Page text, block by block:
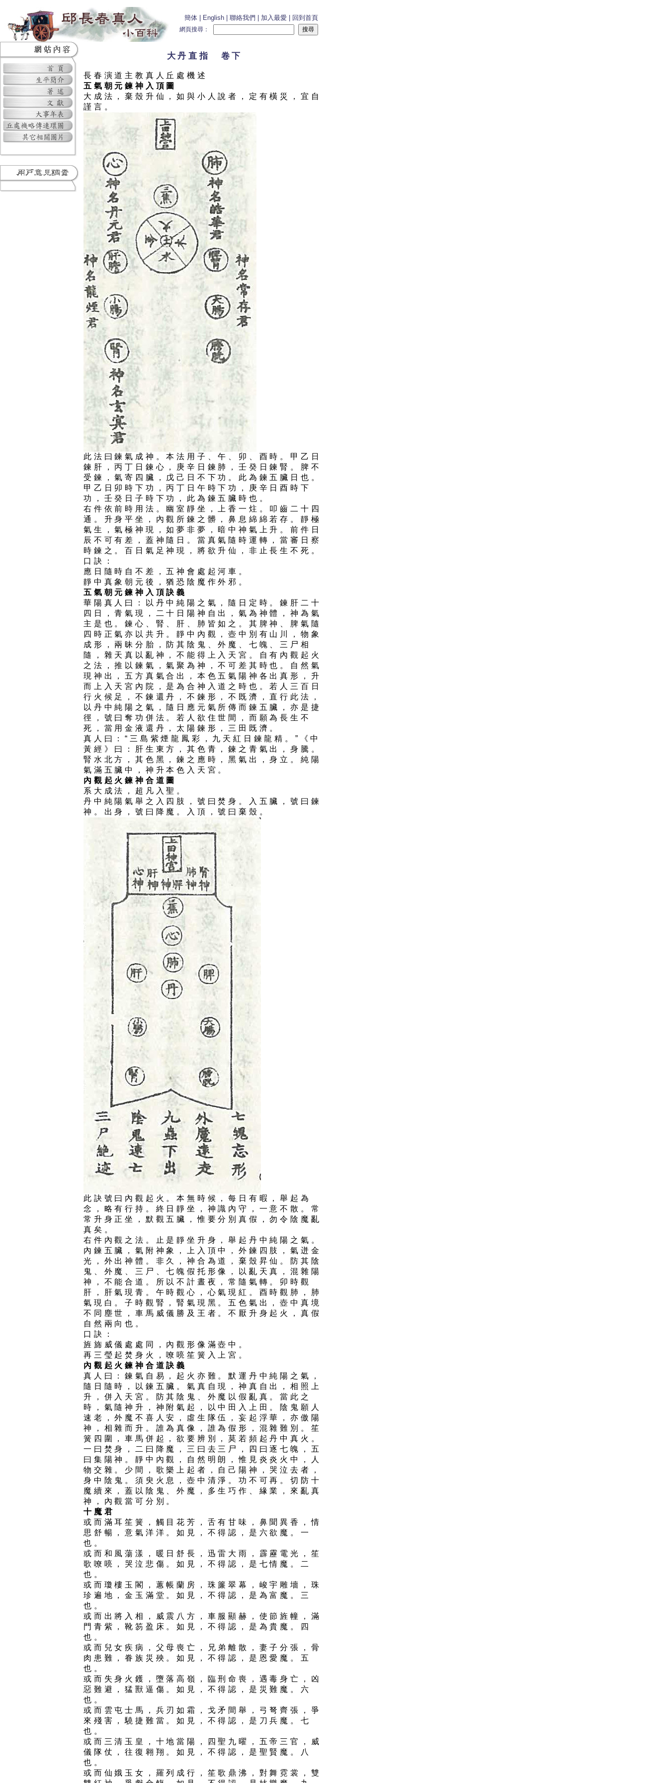
簡体 English 聯絡我們 加入最愛 回到首頁
網頁搜尋：
大丹直指 卷下
長春演道主教真人丘處機述
五氣朝元鍊神入頂圖
大成法，棄殼升仙，如與小人說者，定有橫災，宜自
謹言。
此法曰鍊氣成神。本法用子、午、卯、酉時。甲乙日
鍊肝，丙丁日鍊心，庚辛日鍊肺，壬癸日鍊腎。脾不
受鍊，氣寄四臟，戊己日不下功。此為鍊五臟日也。
甲乙日卯時下功，丙丁日午時下功，庚辛日酉時下
功，壬癸日子時下功，此為鍊五臟時也。
右件依前時用法。幽室靜坐，上香一炷。叩齒二十四
通。升身平坐，內觀所鍊之髒，鼻息綿綿若存。靜極
氣生，氣極神現，如夢非夢，暗中神氣上升。前件日
辰不可有差，蓋神隨日。當真氣隨時運轉，當審日察
時鍊之。百日氣足神現，將欲升仙，非止長生不死。
口訣：
應日隨時自不差，五神會處起河車。
靜中真象朝元後，猶恐陰魔作外邪。
五氣朝元鍊神入頂訣義
華陽真人曰：以丹中純陽之氣，隨日定時。鍊肝二十
四日，青氣現，二十日陽神自出，氣為神體，神為氣
主是也。鍊心、腎、肝、肺皆如之。其脾神、脾氣隨
四時正氣亦以共升。靜中內觀，壺中別有山川，物象
成形，兩昧分胎，防其陰鬼、外魔、七魄、三尸相
隨，雜天真以亂神，不能得上入天宮。自有內觀起火
之法，推以鍊氣，氣聚為神，不可差其時也。自然氣
現神出，五方真氣合出，本色五氣陽神各出真形，升
而上入天宮內院，是為合神入道之時也。若人三百日
行火候足，不鍊還丹，不鍊形，不既濟，直行此法，
以丹中純陽之氣，隨日應元氣所傳而鍊五臟，亦是捷
徑，號曰奪功併法。若人欲住世間，而願為長生不
死，當用金液還丹，太陽鍊形，三田既濟。
真人曰：“三島紫煙龍鳳彩，九天紅日鍊龍精。”《中
黃經》曰：肝生東方，其色青，鍊之青氣出，身騰。
腎水北方，其色黑，鍊之應時，黑氣出，身立。純陽
氣滿五臟中，神升本色入天宮。
內觀起火鍊神合道圖
系大成法，超凡入聖。
丹中純陽氣舉之入四肢，號曰焚身。入五臟，號曰鍊
神。出身，號曰降魔。入頂，號曰棄殼。
此訣號曰內觀起火。本無時候，每日有暇，舉起為
念，略有行持。終日靜坐，神識內守，一意不散。常
常升身正坐，默觀五臟，惟要分別真假，勿令陰魔亂
真矣。
右件內觀之法。止是靜坐升身，舉起丹中純陽之氣。
內鍊五臟，氣附神象，上入頂中，外鍊四肢，氣迸金
光，外出神體。非久，神合為道，棄殼昇仙。防其陰
鬼、外魔、三尸、七魄假托形像，以亂天真，混雜陽
神，不能合道。所以不計晝夜，常隨氣轉。卯時觀
肝，肝氣現青。午時觀心，心氣現紅。酉時觀肺，肺
氣現白。子時觀腎，腎氣現黑。五色氣出，壺中真境
不同塵世，車馬威儀勝及王者。不厭升身起火，真假
自然兩向也。
口訣：
旌旆威儀處處同，內觀形像滿壺中。
再三瑩起焚身火，嘹喨笙簧入上宮。
內觀起火鍊神合道訣義
真人曰：鍊氣自易，起火亦難。默運丹中純陽之氣，
隨日隨時，以鍊五臟。氣真自現，神真自出，相照上
升，併入天宮。防其陰鬼、外魔以假亂真。當此之
時，氣隨神升，神附氣起，以中田入上田。陰鬼願人
速老，外魔不喜人安，虛生隊伍，妄起浮華，亦傲陽
神，相雜而升。誰為真像，誰為假形，混雜難別。笙
簧四圍，車馬併起，欲要辨別，莫若頻起丹中真火。
一曰焚身，二曰降魔，三曰去三尸，四曰逐七魄，五
曰集陽神。靜中內觀，自然明朗，惟見炎炎火中，人
物交雜。少間，歌樂上起者，自己陽神，哭泣去者，
身中陰鬼。須臾火息，壺中清淨。功不可再。切防十
魔續來，蓋以陰鬼、外魔，多生巧作、緣業，來亂真
神，內觀當可分別。
十魔君
或而滿耳笙簧，觸目花芳，舌有甘味，鼻聞異香，情
思舒暢，意氣洋洋。如見，不得認，是六欲魔。一
也。
或而和風蕩漾，暖日舒長，迅雷大雨，霹靂電光，笙
歌嘹喨，哭泣悲傷。如見，不得認，是七情魔。二
也。
或而瓊樓玉閣，蕙帳蘭房，珠簾翠幕，峻宇雕墻，珠
珍遍地，金玉滿堂。如見，不得認，是為富魔。三
也。
或而出將入相，威震八方，車服顯赫，使節旌幢，滿
門青紫，靴笏盈床。如見，不得認，是為貴魔。四
也。
或而兒女疾病，父母喪亡，兄弟離散，妻子分張，骨
肉患難，眷族災殃。如見，不得認，是恩愛魔。五
也。
或而失身火鑊，墮落高嶺，臨刑命喪，遇毒身亡，凶
惡難避，猛獸逼傷。如見，不得認，是災難魔。六
也。
或而雲屯士馬，兵刃如霜，戈矛間舉，弓弩齊張，爭
來殘害，驍捷難當。如見，不得認，是刀兵魔。七
也。
或而三清玉皇，十地當陽，四聖九曜，五帝三官，威
儀隊仗，往復翱翔。如見，不得認，是聖賢魔。八
也。
或而仙娥玉女，羅列成行，笙歌鼎沸，對舞霓裳，雙